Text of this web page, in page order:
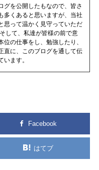
グを公開したもなので、皆さ
多くあると思いますが、当社
思って温かく見守っていただ
して、私達が皆様の前で意
位の仕事をし、勉強したり、
直に、このブログを通して伝
います。
Facebook
はてブ